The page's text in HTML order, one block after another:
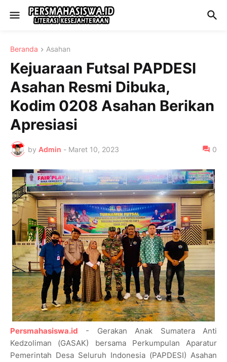
Beranda Asahan
Kejuaraan Futsal PAPDESI
Asahan Resmi Dibuka,
Kodim 0208 Asahan Berikan
Apresiasi
by Admin - Maret 10, 2023 0
Persmahasiswa.id - Gerakan Anak Sumatera Anti
Kedzoliman (GASAK) bersama Perkumpulan Aparatur
Pemerintah Desa Seluruh Indonesia (PAPDESI) Asahan